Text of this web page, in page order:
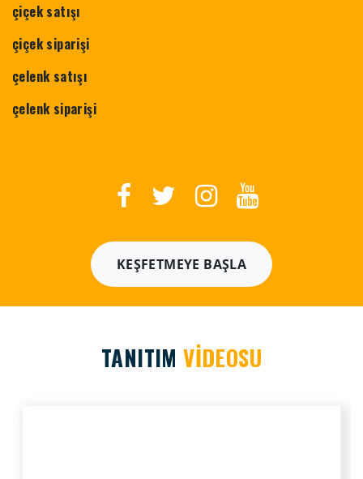
çiçek satışı
çiçek siparişi
çelenk satışı
çelenk siparişi
KEŞFETMEYE BAŞLA
TANITIMVİDEOSU